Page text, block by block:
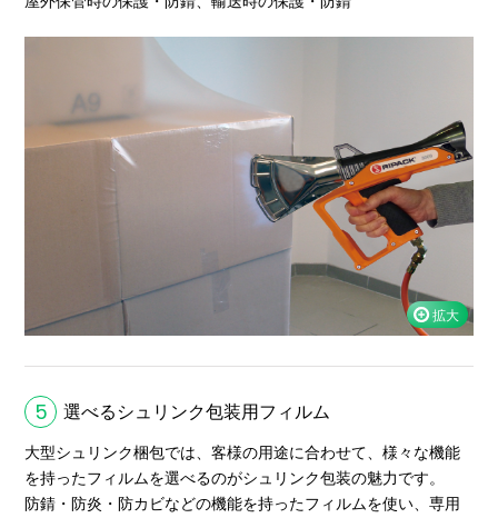
5 選べるシュリンク包装用フィルム
大型シュリンク梱包では、客様の用途に合わせて、様々な機能
を持ったフィルムを選べるのがシュリンク包装の魅力です。
防錆・防炎・防カビなどの機能を持ったフィルムを使い、専用